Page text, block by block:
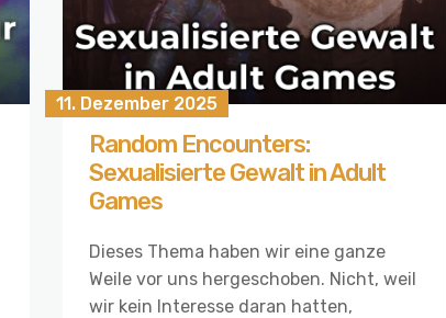
11. Dezember 2025
Random Encounters:
Sexualisierte Gewalt in Adult
Games
Dieses Thema haben wir eine ganze
Weile vor uns hergeschoben. Nicht, weil
wir kein Interesse daran hatten,